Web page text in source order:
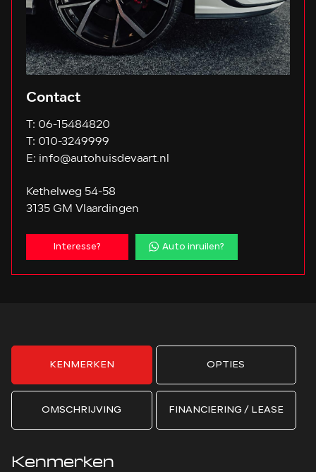
Contact
T: 06-15484820
T: 010-3249999
E: info@autohuisdevaart.nl
Kethelweg 54-58
3135 GM Vlaardingen
Interesse? Auto inruilen?
KENMERKEN OPTIES
OMSCHRIJVING FINANCIERING / LEASE
Kenmerken